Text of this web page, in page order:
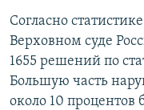
Согласно
Верховном суде
1655 решений по
Большую часть
около 10 процентов